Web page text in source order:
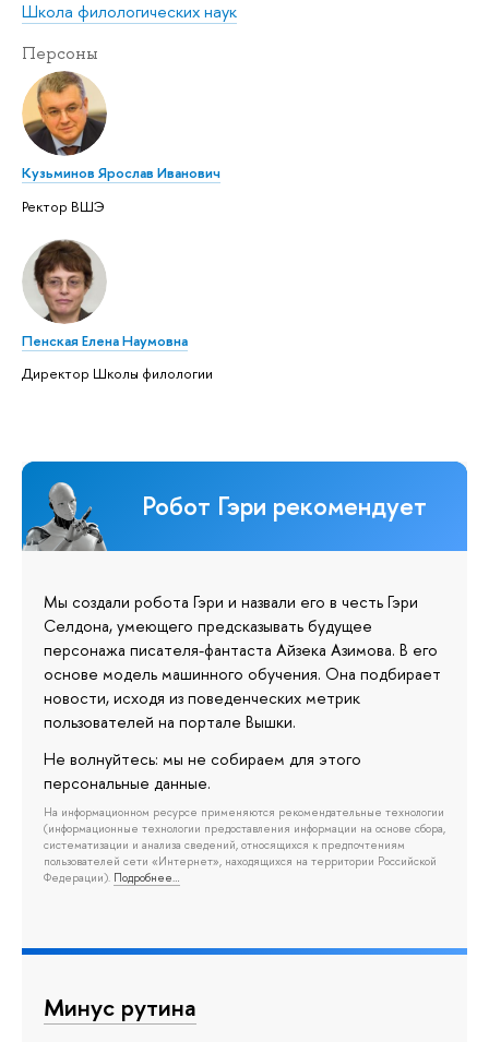
Школа филологических наук
Персоны
Кузьминов Ярослав Иванович
Ректор ВШЭ
Пенская Елена Наумовна
Директор Школы филологии
Робот Гэри рекомендует
Мы создали робота Гэри и назвали его в честь Гэри
Селдона, умеющего предсказывать будущее
персонажа писателя-фантаста Айзека Азимова. В его
основе модель машинного обучения. Она подбирает
новости, исходя из поведенческих метрик
пользователей на портале Вышки.
Не волнуйтесь: мы не собираем для этого
персональные данные.
На информационном ресурсе применяются рекомендательные технологии
(информационные технологии предоставления информации на основе сбора,
систематизации и анализа сведений, относящихся к предпочтениям
пользователей сети «Интернет», находящихся на территории Российской
Федерации). Подробнее…
Минус рутина